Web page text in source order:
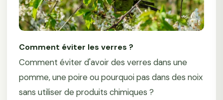
Comment éviter les verres ?
Comment éviter d'avoir des verres dans une
pomme, une poire ou pourquoi pas dans des noix
sans utiliser de produits chimiques ?